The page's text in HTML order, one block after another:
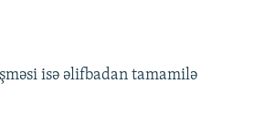
isə əlifbadan tamamilə